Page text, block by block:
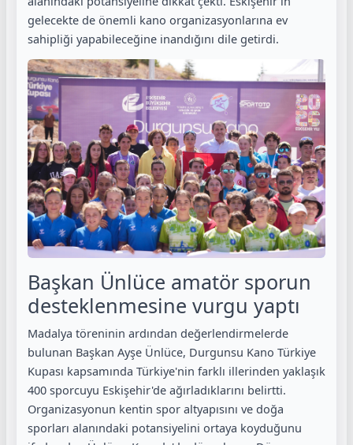
gelecekte de önemli kano organizasyonlarına ev
sahipliği yapabileceğine inandığını dile getirdi.
Başkan Ünlüce amatör sporun
desteklenmesine vurgu yaptı
Madalya töreninin ardından değerlendirmelerde
bulunan Başkan Ayşe Ünlüce, Durgunsu Kano Türkiye
Kupası kapsamında Türkiye'nin farklı illerinden yaklaşık
400 sporcuyu Eskişehir'de ağırladıklarını belirtti.
Organizasyonun kentin spor altyapısını ve doğa
sporları alanındaki potansiyelini ortaya koyduğunu